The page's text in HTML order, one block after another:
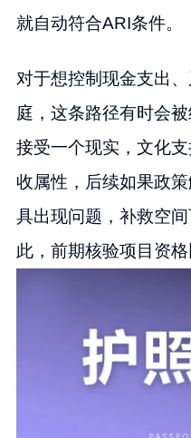
就自动符合ARI条件。
对于想控制现金支出
庭，这条路径有时会
接受一个现实，文化
收属性，后续如果政
具出现问题，补救空
此，前期核验项目资格